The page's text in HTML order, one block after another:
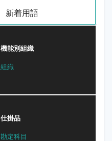
新着用語
機能別組織
組織
仕掛品
勘定科目